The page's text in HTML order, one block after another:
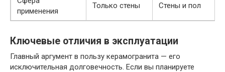
применения
Только стены Стены и пол
Ключевые отличия в эксплуатации
Главный аргумент в пользу керамогранита — его
исключительная долговечность. Если вы планируете